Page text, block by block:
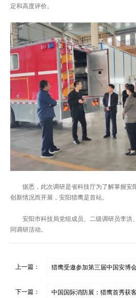
定和高度评价。
据悉，此次调研是省科技厅为了解掌握安
创新情况而开展，安阳猎鹰是首站。
安阳市科技局党组成员、二级调研员李洪
同调研活动。
上一篇： 猎鹰受邀参加第三届中国安博
下一篇： 中国国际消防展：猎鹰首秀获